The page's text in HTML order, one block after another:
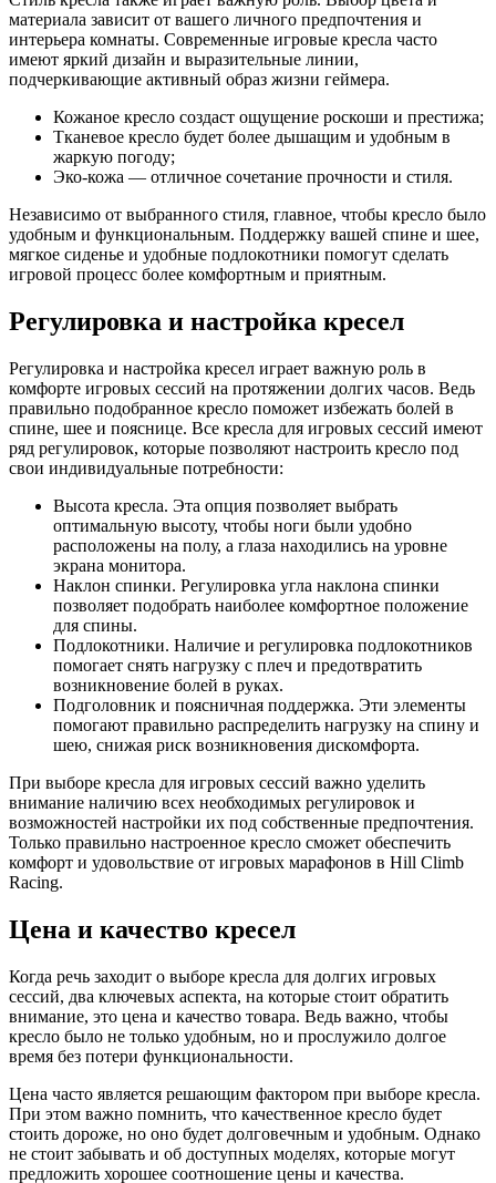
материала зависит от вашего личного предпочтения и
интерьера комнаты. Современные игровые кресла часто
имеют яркий дизайн и выразительные линии,
подчеркивающие активный образ жизни геймера.
Кожаное кресло создаст ощущение роскоши и престижа;
Тканевое кресло будет более дышащим и удобным в
жаркую погоду;
Эко-кожа — отличное сочетание прочности и стиля.
Независимо от выбранного стиля, главное, чтобы кресло было
удобным и функциональным. Поддержку вашей спине и шее,
мягкое сиденье и удобные подлокотники помогут сделать
игровой процесс более комфортным и приятным.
Регулировка и настройка кресел
Регулировка и настройка кресел играет важную роль в
комфорте игровых сессий на протяжении долгих часов. Ведь
правильно подобранное кресло поможет избежать болей в
спине, шее и пояснице. Все кресла для игровых сессий имеют
ряд регулировок, которые позволяют настроить кресло под
свои индивидуальные потребности:
Высота кресла. Эта опция позволяет выбрать
оптимальную высоту, чтобы ноги были удобно
расположены на полу, а глаза находились на уровне
экрана монитора.
Наклон спинки. Регулировка угла наклона спинки
позволяет подобрать наиболее комфортное положение
для спины.
Подлокотники. Наличие и регулировка подлокотников
помогает снять нагрузку с плеч и предотвратить
возникновение болей в руках.
Подголовник и поясничная поддержка. Эти элементы
помогают правильно распределить нагрузку на спину и
шею, снижая риск возникновения дискомфорта.
При выборе кресла для игровых сессий важно уделить
внимание наличию всех необходимых регулировок и
возможностей настройки их под собственные предпочтения.
Только правильно настроенное кресло сможет обеспечить
комфорт и удовольствие от игровых марафонов в Hill Climb
Racing.
Цена и качество кресел
Когда речь заходит о выборе кресла для долгих игровых
сессий, два ключевых аспекта, на которые стоит обратить
внимание, это цена и качество товара. Ведь важно, чтобы
кресло было не только удобным, но и прослужило долгое
время без потери функциональности.
Цена часто является решающим фактором при выборе кресла.
При этом важно помнить, что качественное кресло будет
стоить дороже, но оно будет долговечным и удобным. Однако
не стоит забывать и об доступных моделях, которые могут
предложить хорошее соотношение цены и качества.